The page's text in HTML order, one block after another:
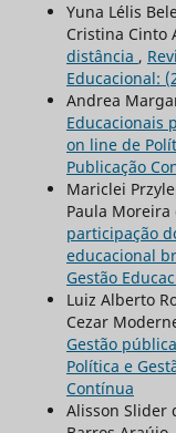
Yuna Lélis
Cristina Cinto
distância ,
Educacional:
Andrea
Educacionais
on line de
Publicação
Mariclei
Paula Moreira
participação
educacional
Gestão
Luiz Alberto
Cezar
Gestão
Política e
Contínua
Alisson Slider